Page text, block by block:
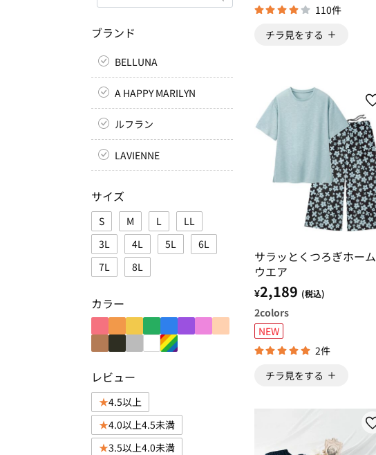
ブランド
BELLUNA
A HAPPY MARILYN
ルフラン
LAVIENNE
サイズ
S M L
LL
3L
4L 5L
6L
7L
8L
カラー
レビュー
4.5以上
4.0以上4.5未満
3.5以上4.0未満
110件
チラ見をする
サラッとくつろぎホーム
ウエア
¥2,189 (税込)
2colors
NEW
2件
チラ見をする